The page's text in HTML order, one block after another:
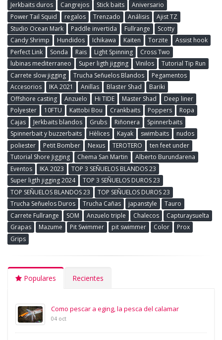
Jerkbaits duros
Cangrejos Stick baits
Aniversario
Power Tail Squid
regalos Trenzado Análisis
Ajist TZ
Studio Ocean Mark
Paddle invertida Fullrange
Scotty
Candy Shrimp
Hundidos Ichikawa Kaiten Torzite
Assist hook
Perfect Link
Sonda Rais Light Spinning
Cross Two
lubinas mediterraneo
Super ligth jigging Vinilos
Tutorial Tip Run
Carrete slow jigging
Trucha Señuelos Blandos
Pegamentos
Accesorios
IKA 2021 Anillas Blaster Shad
Bariki
Offshore casting
Anzuelo Hi TIDE Master Shad
Deep liner
Polyester
10FTU Kattobi Bou Crankbaits Poppers
Ropa
Cajas
Jerkbaits blandos Grubs Riñonera
Spinnerbaits
Spinnerbait y buzzerbaits
Hèlices Kayak swimbaits
nudos
poliester
Petit Bomber Nexus TEROTERO
ten feet under
Tutorial Shore Jigging
Chema San Martin
Alberto Burundarena
Eventos
IKA 2023
TOP 3 SEÑUELOS BLANDOS 23
Super ligth jigging 2024
TOP 3 SEÑUELOS DUROS 23
TOP SEÑUELOS BLANDOS 23
TOP SEÑUELOS DUROS 23
Trucha Señuelos Duros
Trucha Cañas japanstyle
Tauro
Carrete Fullrange
SOM Anzuelo triple Chalecos
Capturaysuelta
Grapas
Mazume Pit Swimmer pit swimmer Color
Prox
Grips
Populares Recientes
Como pescar a eging, la pesca del calamar
04 oct